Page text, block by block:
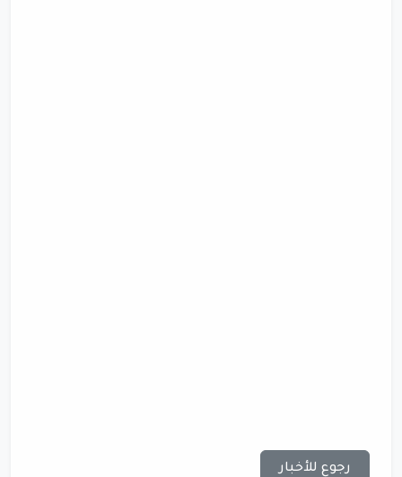
رجوع للأخبار